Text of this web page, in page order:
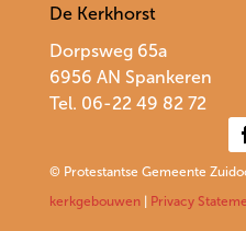
De Kerkhorst
Dorpsweg 65a
6956 AN Spankeren
Tel. 06-22 49 82 72
© Protestantse Gemeente
kerkgebouwen| Privacy